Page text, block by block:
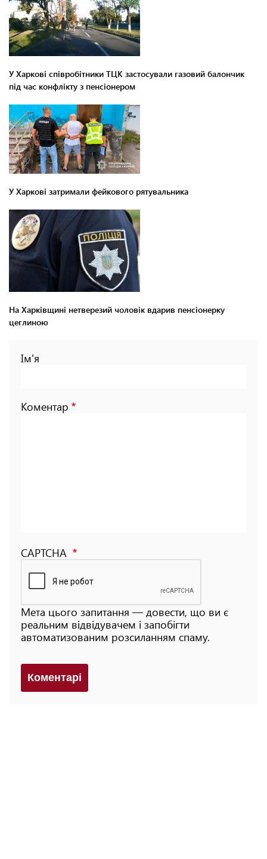
У Харкові співробітники ТЦК застосували газовий балончик
під час конфлікту з пенсіонером
У Харкові затримали фейкового рятувальника
На Харківщині нетверезий чоловік вдарив пенсіонерку
цеглиною
Ім'я
Коментар
CAPTCHA
Мета цього запитання — довести, що ви є
реальним відвідувачем і запобігти
автоматизованим розсиланням спаму.
Коментарi